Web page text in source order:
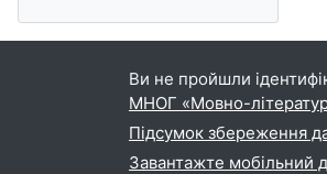
Ви не пройшли
МНОГ «Мовно-
Підсумок збереження
Завантажте мобільний